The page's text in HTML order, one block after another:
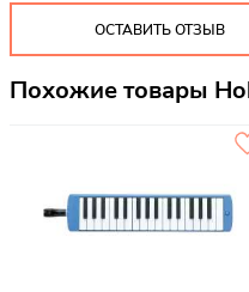
ОСТАВИТЬ ОТЗЫВ
Похожие товары